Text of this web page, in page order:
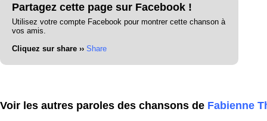
Partagez cette page sur Facebook !
Utilisez votre compte Facebook pour montrer cette chanson à
vos amis.
Cliquez sur share ›› Share
Voir les autres paroles des chansons de Fabienne